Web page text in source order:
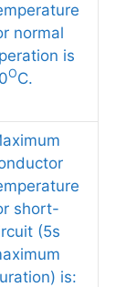
normal
is
OC.
short-
(5s
is: